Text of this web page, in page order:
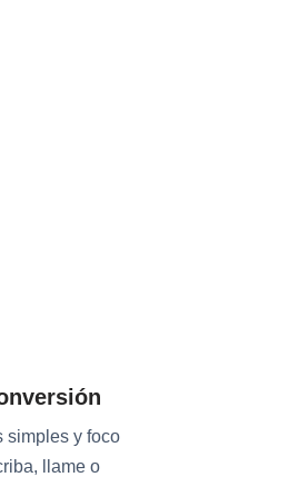
simples y foco
llame o